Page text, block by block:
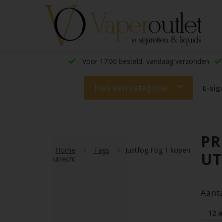
Voor 17:00 besteld, vandaag verzonden
Kies een categorie E-
Home Tags
Justfog Fog 1 kopen
utrecht